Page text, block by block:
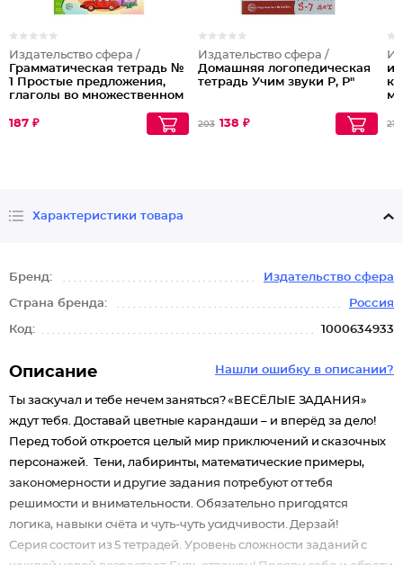
Издательство сфера /
Грамматическая тетрадь №
1 Простые предложения,
глаголы во множественном
187 ₽
Издательство сфера /
Домашняя логопедическая
тетрадь Учим звуки Р, Р"
203 138 ₽ 218
Характеристики товара
Бренд: Издательство сфера
Страна бренда: Россия
Код: 1000634933
Нашли ошибку в описании?
Описание
Ты заскучал и тебе нечем заняться? «ВЕСЁЛЫЕ ЗАДАНИЯ»
ждут тебя. Доставай цветные карандаши – и вперёд за дело!
Перед тобой откроется целый мир приключений и сказочных
персонажей. Тени, лабиринты, математические примеры,
закономерности и другие задания потребуют от тебя
решимости и внимательности. Обязательно пригодятся
логика, навыки счёта и чуть-чуть усидчивости. Дерзай!
Серия состоит из 5 тетрадей. Уровень сложности заданий с